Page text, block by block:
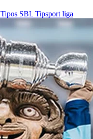
Tipos SBL Tipsport liga